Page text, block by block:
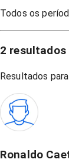
Todos os
2 resultados
Resultados
Ronaldo